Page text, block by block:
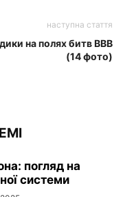
наступна стаття
на полях битв ВВВ
(14 фото)
погляд на
системи